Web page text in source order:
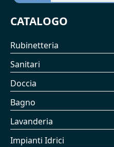
CATALOGO
Rubinetteria
Sanitari
Doccia
Bagno
Lavanderia
Impianti Idrici